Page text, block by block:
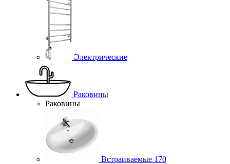
Электрические
Раковины
Раковины
Встраиваемые 170